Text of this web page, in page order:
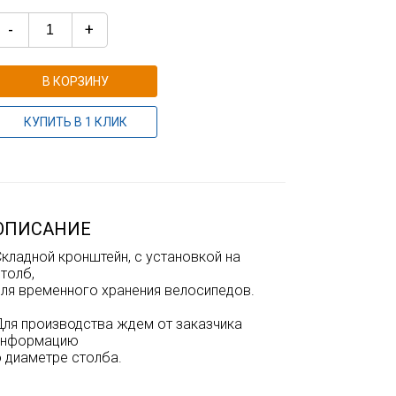
- +
В КОРЗИНУ
КУПИТЬ В 1 КЛИК
кронштейн, с установкой на
временного хранения велосипедов.
производства ждем от заказчика
диаметре столба.